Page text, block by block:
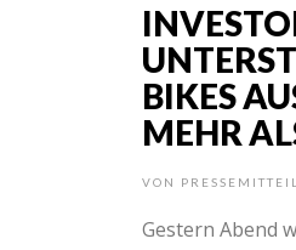
BIKES
MEHR
VON
Gestern Abend